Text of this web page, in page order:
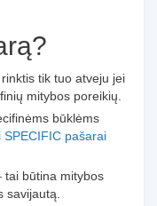
tik tuo atveju jei
mitybos poreikių.
būklėms
SPECIFIC pašarai
tai būtina mitybos
savijautą.